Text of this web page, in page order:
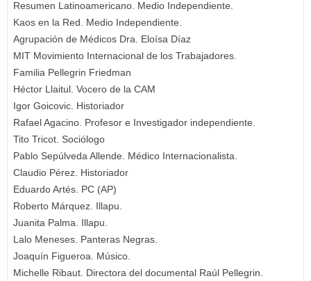
Resumen Latinoamericano. Medio Independiente.
Kaos en la Red. Medio Independiente.
Agrupación de Médicos Dra. Eloísa Díaz
MIT Movimiento Internacional de los Trabajadores.
Familia Pellegrin Friedman
Héctor Llaitul. Vocero de la CAM
Igor Goicovic. Historiador
Rafael Agacino. Profesor e Investigador independiente.
Tito Tricot. Sociólogo
Pablo Sepúlveda Allende. Médico Internacionalista.
Claudio Pérez. Historiador
Eduardo Artés. PC (AP)
Roberto Márquez. Illapu.
Juanita Palma. Illapu.
Lalo Meneses. Panteras Negras.
Joaquín Figueroa. Músico.
Michelle Ribaut. Directora del documental Raúl Pellegrin.